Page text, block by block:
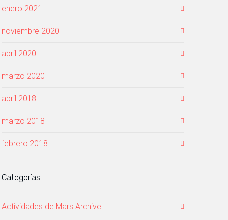
enero 2021
noviembre 2020
abril 2020
marzo 2020
abril 2018
marzo 2018
febrero 2018
Categorías
Actividades de Mars Archive